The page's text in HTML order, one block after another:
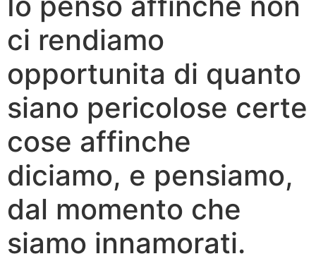
ci rendiamo
opportunita di quanto
siano pericolose certe
cose affinche
diciamo, e pensiamo,
dal momento che
siamo innamorati.